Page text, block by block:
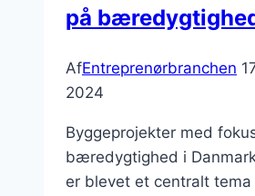
på
AfEntreprenørbranchen
2024
Byggeprojekter med
bæredygtighed i
er blevet et centralt